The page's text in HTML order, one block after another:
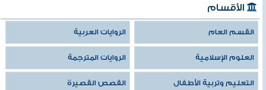
الأقسام
القسم العام الروايات العربية
العلوم الإسلامية الروايات المترجمة
التعليم وتربية الأطفال القصص القصيرة